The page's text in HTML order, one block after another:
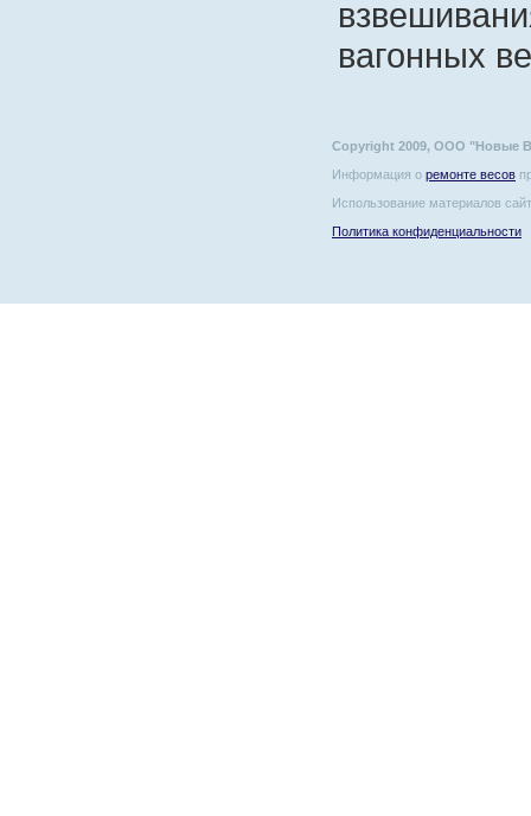
вагонных
Copyright 2009, ООО "Новые
Информация о ремонте весов
Использование материалов
Политика конфиденциальности